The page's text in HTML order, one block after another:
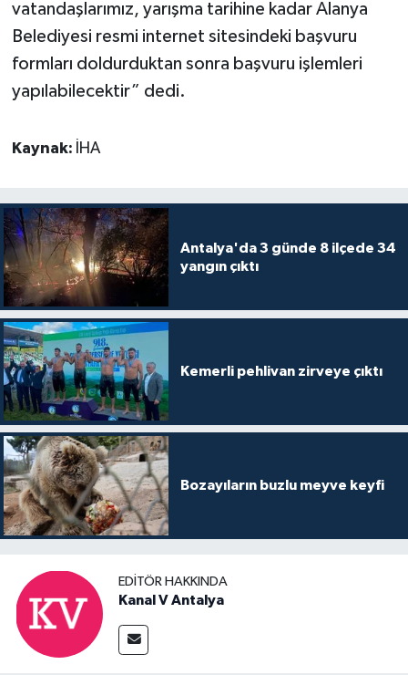
vatandaşlarımız, yarışma tarihine kadar Alanya
Belediyesi resmi internet sitesindeki başvuru
formları doldurduktan sonra başvuru işlemleri
yapılabilecektir” dedi.
Kaynak: İHA
Antalya'da 3 günde 8 ilçede 34
yangın çıktı
Kemerli pehlivan zirveye çıktı
Bozayıların buzlu meyve keyfi
EDITÖR HAKKINDA
Kanal V Antalya